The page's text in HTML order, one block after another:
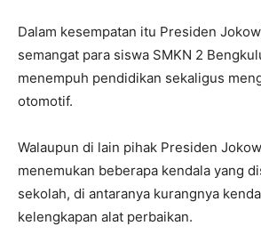
Dalam kesempatan itu Presiden
semangat para siswa SMKN 2
menempuh pendidikan sekaligus
otomotif.
Walaupun di lain pihak Presiden
menemukan beberapa kendala yang
sekolah, di antaranya kurangnya
kelengkapan alat perbaikan.